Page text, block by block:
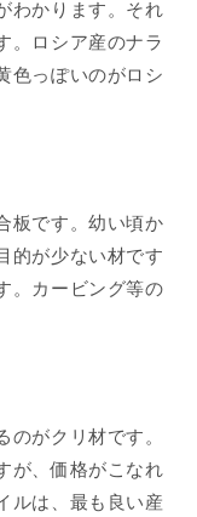
わかります。それ
。ロシア産のナラ
色っぽいのがロシ
板です。幼い頃か
的が少ない材です
。カービング等の
がクリ材です。
が、価格がこなれ
ルは、最も良い産